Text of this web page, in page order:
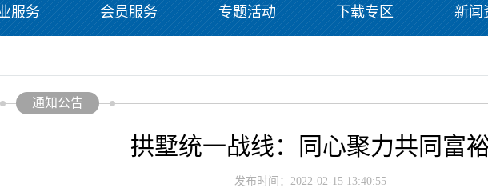
服务 会员服务 专题活动 下载专区 新闻
通知公告
拱墅统一战线：同心聚力共同富
发布时间：2022-02-15 13:40:55